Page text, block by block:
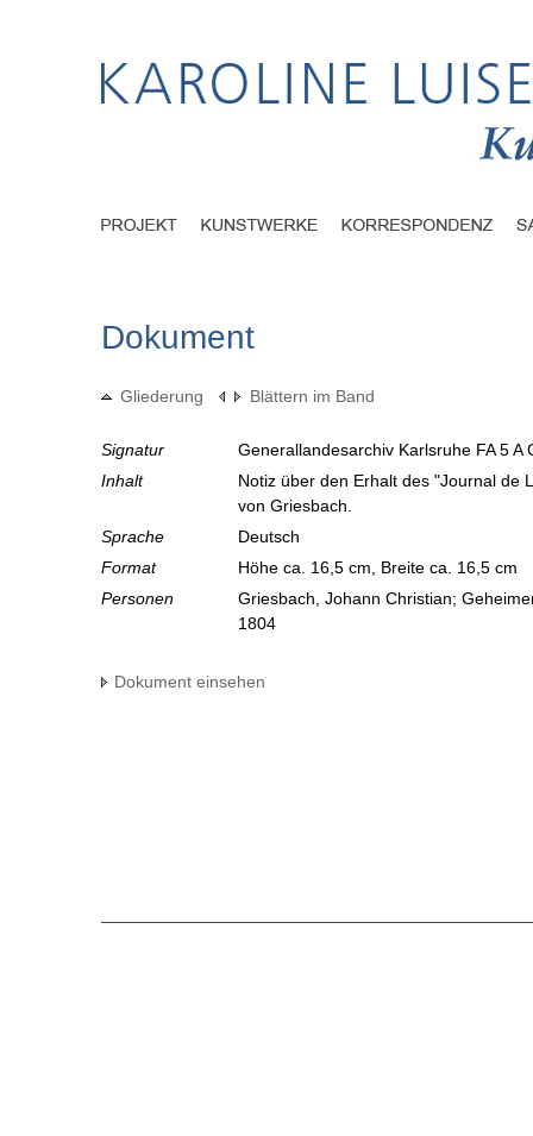
Dokument
Gliederung Blättern im Band
Signatur
Generallandesarchiv Karlsruhe FA 5 A
Inhalt
Notiz über den Erhalt des "Journal de
von Griesbach.
Sprache
Deutsch
Format
Höhe ca. 16,5 cm, Breite ca. 16,5 cm
Personen
Griesbach, Johann Christian;
1804
Dokument einsehen